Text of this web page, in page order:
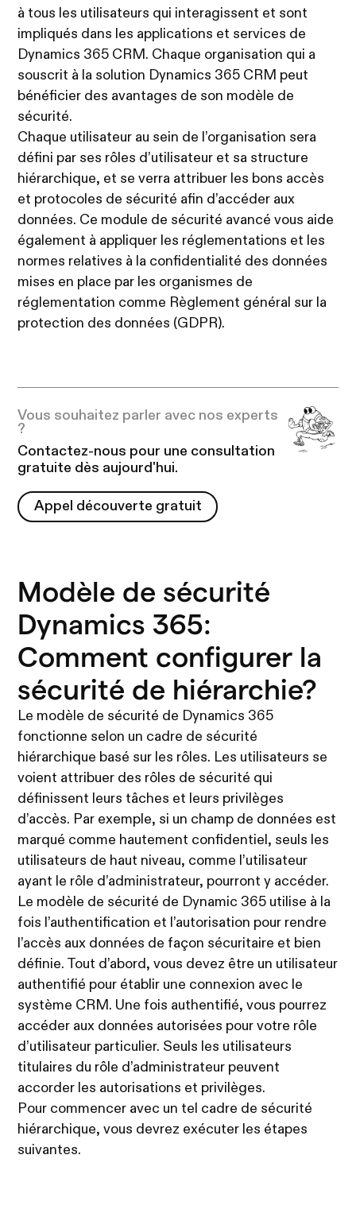
à tous les utilisateurs qui interagissent et sont
impliqués dans les applications et services de
Dynamics 365 CRM. Chaque organisation qui a
souscrit à la solution Dynamics 365 CRM peut
bénéficier des avantages de son modèle de
sécurité.
Chaque utilisateur au sein de l’organisation sera
défini par ses rôles d’utilisateur et sa structure
hiérarchique, et se verra attribuer les bons accès
et protocoles de sécurité afin d’accéder aux
données. Ce module de sécurité avancé vous aide
également à appliquer les réglementations et les
normes relatives à la confidentialité des données
mises en place par les organismes de
réglementation comme Règlement général sur la
protection des données (GDPR).
Vous souhaitez parler avec nos experts
?
Contactez-nous pour une consultation
gratuite dès aujourd'hui.
Appel découverte gratuit
Appel découverte gratuit
Modèle de sécurité
Dynamics 365:
Comment configurer la
sécurité de hiérarchie?
Le modèle de sécurité de Dynamics 365
fonctionne selon un cadre de sécurité
hiérarchique basé sur les rôles. Les utilisateurs se
voient attribuer des rôles de sécurité qui
définissent leurs tâches et leurs privilèges
d’accès. Par exemple, si un champ de données est
marqué comme hautement confidentiel, seuls les
utilisateurs de haut niveau, comme l’utilisateur
ayant le rôle d’administrateur, pourront y accéder.
Le modèle de sécurité de Dynamic 365 utilise à la
fois l’authentification et l’autorisation pour rendre
l’accès aux données de façon sécuritaire et bien
définie. Tout d’abord, vous devez être un utilisateur
authentifié pour établir une connexion avec le
système CRM. Une fois authentifié, vous pourrez
accéder aux données autorisées pour votre rôle
d’utilisateur particulier. Seuls les utilisateurs
titulaires du rôle d’administrateur peuvent
accorder les autorisations et privilèges.
Pour commencer avec un tel cadre de sécurité
hiérarchique, vous devrez exécuter les étapes
suivantes.